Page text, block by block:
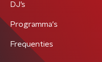
DJ’s
Programma's
Frequenties